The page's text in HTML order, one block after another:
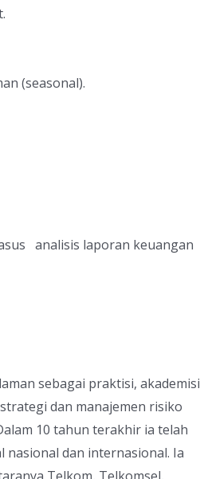
(seasonal).
analisis laporan keuangan
sebagai praktisi, akademisi
dan manajemen risiko
10 tahun terakhir ia telah
nasional dan internasional. Ia
Telkom, Telkomsel,